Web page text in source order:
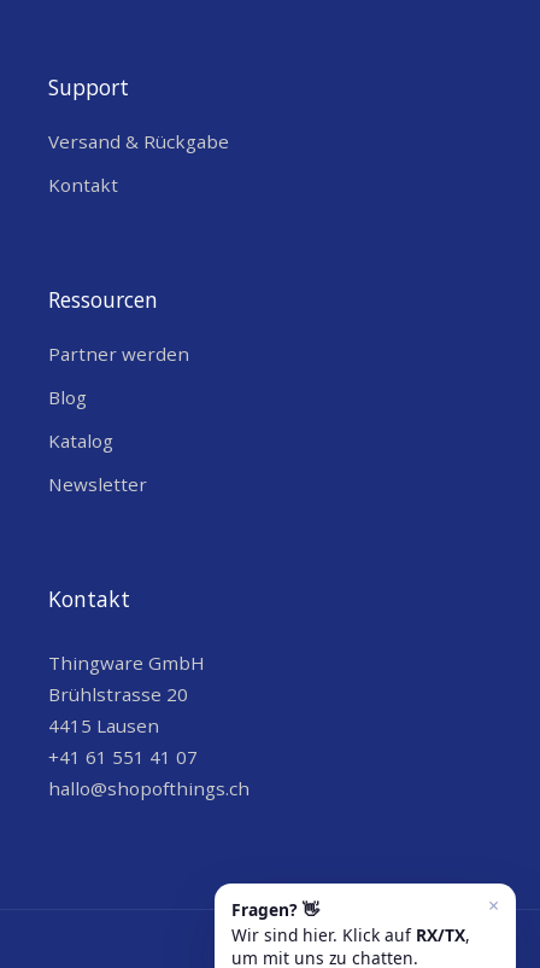
Support
Versand & Rückgabe
Kontakt
Ressourcen
Partner werden
Blog
Katalog
Newsletter
Kontakt
Thingware GmbH
Brühlstrasse 20
4415 Lausen
+41 61 551 41 07
hallo@shopofthings.ch